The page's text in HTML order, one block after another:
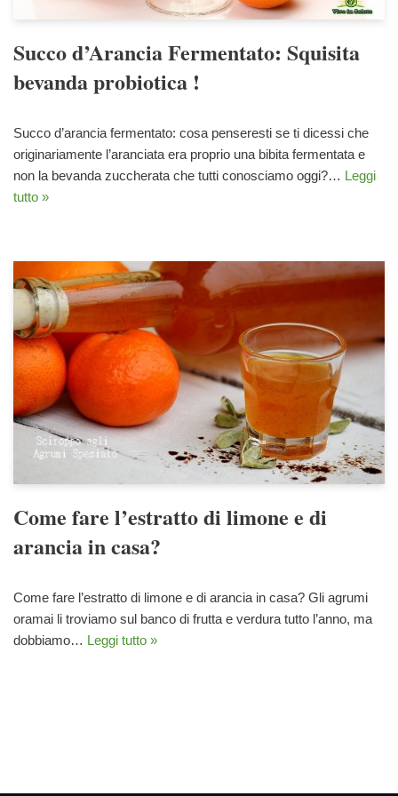
Succo d’Arancia Fermentato: Squisita
bevanda probiotica !
Succo d’arancia fermentato: cosa penseresti se ti dicessi che
originariamente l’aranciata era proprio una bibita fermentata e
non la bevanda zuccherata che tutti conosciamo oggi?… Leggi
tutto »
Come fare l’estratto di limone e di
arancia in casa?
Come fare l’estratto di limone e di arancia in casa? Gli agrumi
oramai li troviamo sul banco di frutta e verdura tutto l’anno, ma
dobbiamo… Leggi tutto »